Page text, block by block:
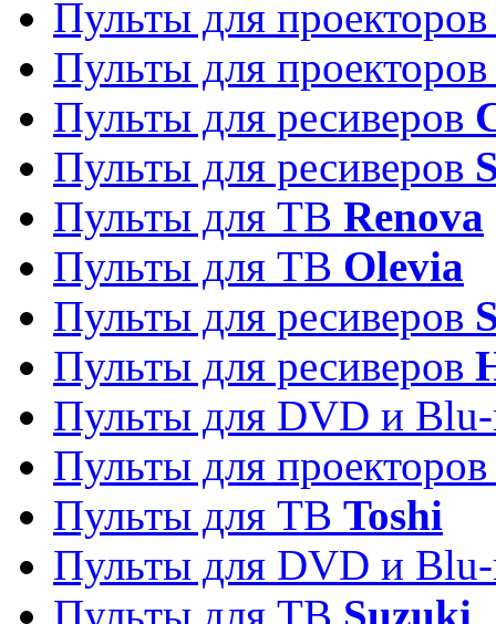
Пульты для
Пульты для
Пульты для ресиверов
Пульты для ресиверов
Пульты для ТВ Renova
Пульты для ТВ Olevia
Пульты для ресиверов
Пульты для ресиверов
Пульты для DVD и
Пульты для
Пульты для ТВ Toshi
Пульты для DVD и
Пульты для ТВ Suzuki